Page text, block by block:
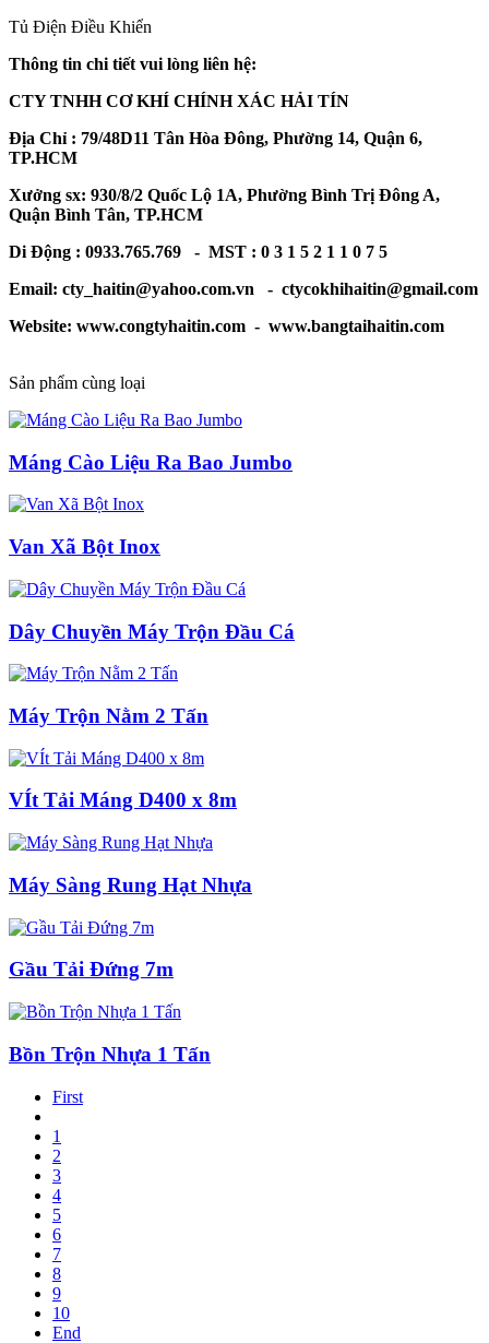
Tủ Điện Điều Khiển
Thông tin chi tiết vui lòng liên hệ:
CTY TNHH CƠ KHÍ CHÍNH XÁC HẢI TÍN
Địa Chỉ : 79/48D11 Tân Hòa Đông, Phường 14, Quận 6,
TP.HCM
Xưởng sx: 930/8/2 Quốc Lộ 1A, Phường Bình Trị Đông A,
Quận Bình Tân, TP.HCM
Di Động : 0933.765.769 - MST : 0 3 1 5 2 1 1 0 7 5
Email: cty_haitin@yahoo.com.vn - ctycokhihaitin@gmail.com
Website: www.congtyhaitin.com - www.bangtaihaitin.com
Sản phẩm cùng loại
Máng Cào Liệu Ra Bao Jumbo
Van Xã Bột Inox
Dây Chuyền Máy Trộn Đầu Cá
Máy Trộn Nằm 2 Tấn
VÍt Tải Máng D400 x 8m
Máy Sàng Rung Hạt Nhựa
Gầu Tải Đứng 7m
Bồn Trộn Nhựa 1 Tấn
First
1
2
3
4
5
6
7
8
9
10
End